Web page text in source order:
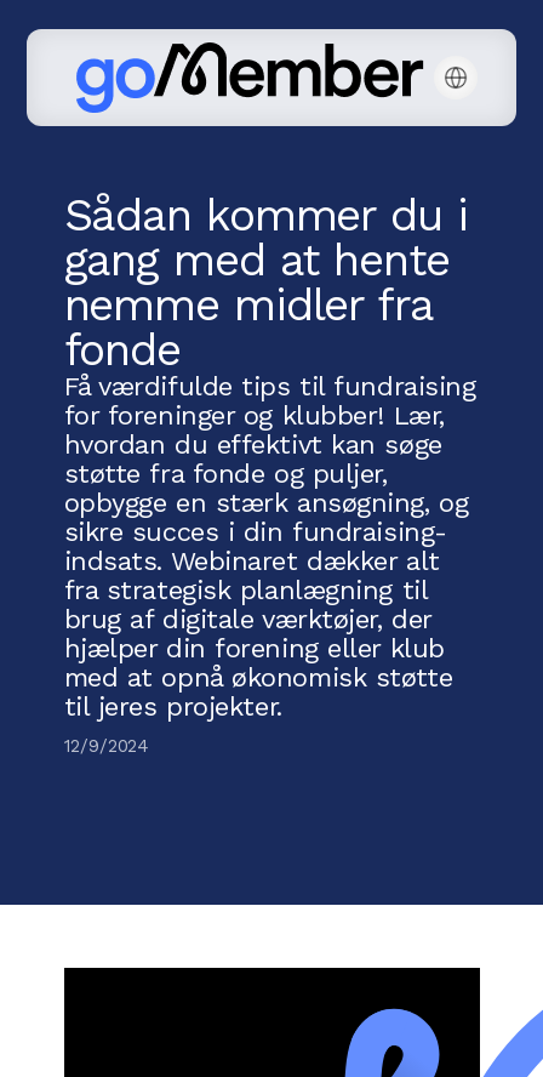
Sådan kommer du i
gang med at hente
nemme midler fra
fonde
Få værdifulde tips til fundraising
for foreninger og klubber! Lær,
hvordan du effektivt kan søge
støtte fra fonde og puljer,
opbygge en stærk ansøgning, og
sikre succes i din fundraising-
indsats. Webinaret dækker alt
fra strategisk planlægning til
brug af digitale værktøjer, der
hjælper din forening eller klub
med at opnå økonomisk støtte
til jeres projekter.
12/9/2024